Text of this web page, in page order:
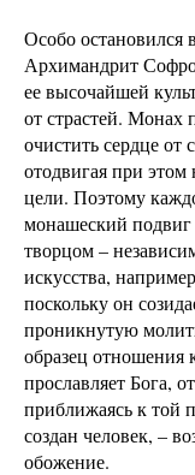
Особо остановился
Архимандрит
ее высочайшей
от страстей. Монах
очистить сердце от
отодвигая при
цели. Поэтому
монашеский подвиг
творцом –
искусства,
поскольку он
проникнутую
образец
прославляет Бога,
приближаясь к той
создан человек, –
обожение.